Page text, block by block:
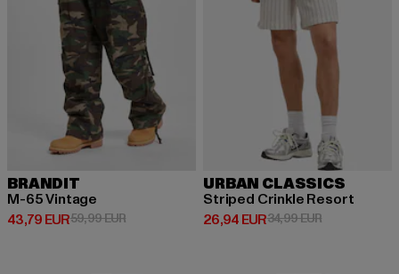
BRANDIT
M-65 Vintage
43,79 EUR
Derzeitiger Preis: 43,79 EUR
59,99 EURAktionspreis: 59,99 EUR
URBAN CLASSICS
Striped Crinkle Resort
26,94 EUR
Derzeitiger Preis: 26,94 EUR
34,99 EURAktionspreis: